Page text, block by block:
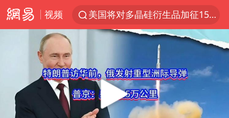
视频
美国将对多晶硅衍生品加征15%关税
四川宜宾市发生5.0级左右地震
改名后的“青海拉面”店
泰国校园枪击案死亡人数升至7人